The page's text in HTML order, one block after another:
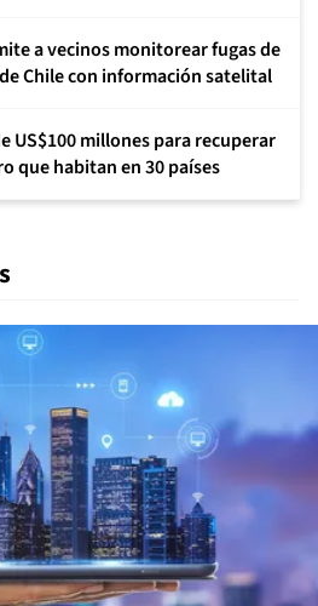
a vecinos monitorear fugas de
Chile con información satelital
US$100 millones para recuperar
que habitan en 30 países